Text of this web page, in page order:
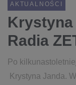
AKTUALNOŚCI
Krystyna
Radia
Po
Krystyna Janda.